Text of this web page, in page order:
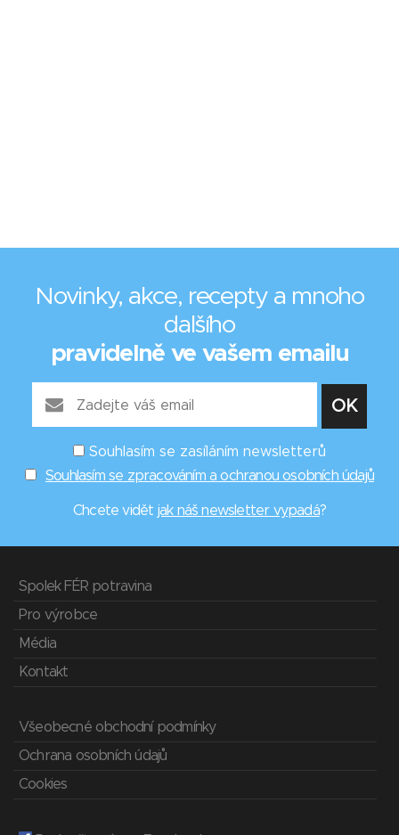
Novinky, akce, recepty a mnoho
dalšího
pravidelně ve vašem emailu
Souhlasím se zasíláním newsletterů
Souhlasím se zpracováním a ochranou osobních údajů
Chcete vidět jak náš newsletter vypadá?
Spolek FÉR potravina
Pro výrobce
Média
Kontakt
Všeobecné obchodní podmínky
Ochrana osobních údajů
Cookies